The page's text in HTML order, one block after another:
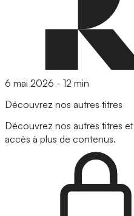
6 mai 2026 - 12 min
Découvrez nos autres titres
Découvrez nos autres titres
accès à plus de contenus.